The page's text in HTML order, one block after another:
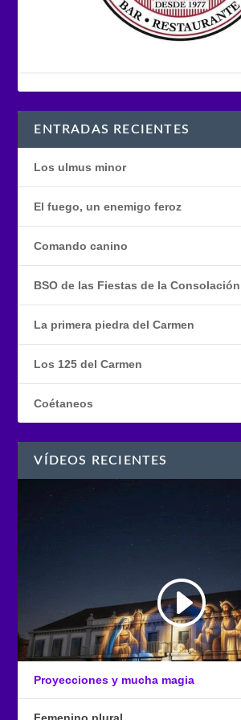
ENTRADAS RECIENTES
Los ulmus minor
El fuego, un enemigo feroz
Comando canino
BSO de las Fiestas de la Consolación
La primera piedra del Carmen
Los 125 del Carmen
Coétaneos
VÍDEOS RECIENTES
Proyecciones y mucha magia